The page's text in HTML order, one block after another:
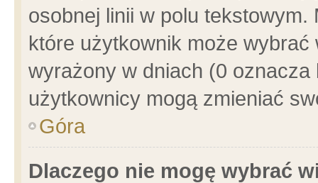
osobnej linii w polu
które użytkownik może
wyrażony w dniach (0
użytkownicy mogą zmieniać
Góra
Dlaczego nie mogę wybrać